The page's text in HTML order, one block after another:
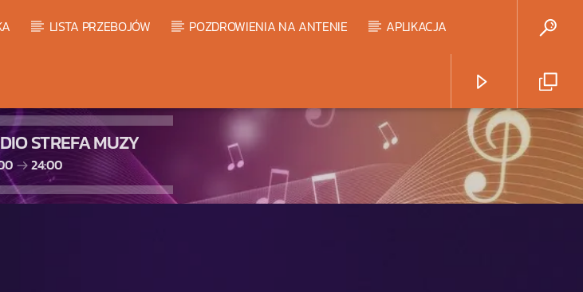
LISTA PRZEBOJÓW POZDROWIENIA NA ANTENIE APLIKACJA
STREFA MUZY
24:00